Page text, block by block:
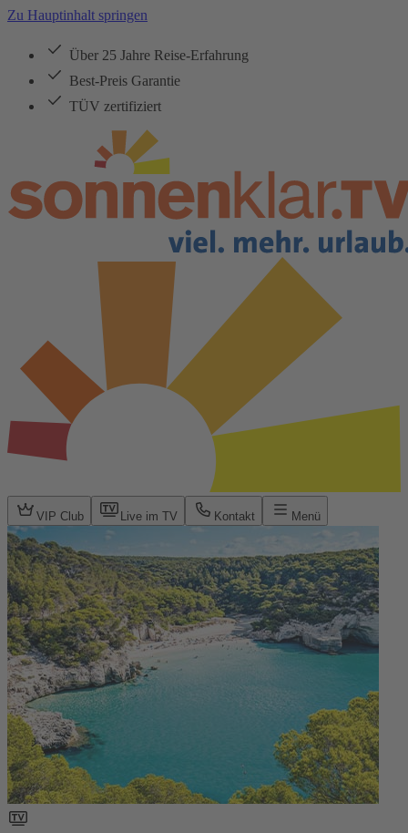
Zu Hauptinhalt springen
Über 25 Jahre Reise-Erfahrung
Best-Preis Garantie
TÜV zertifiziert
VIP Club Live im TV Kontakt Menü